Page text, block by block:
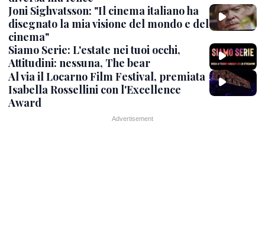
Joni Sighvatsson: "Il cinema italiano ha
disegnato la mia visione del mondo e del
cinema"
Siamo Serie: L'estate nei tuoi occhi,
Attitudini: nessuna, The bear
Al via il Locarno Film Festival, premiata
Isabella Rossellini con l'Excellence
Award